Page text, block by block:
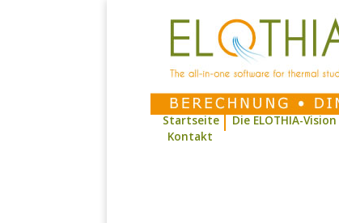
Startseite Die ELOTHIA-Vision
Kontakt